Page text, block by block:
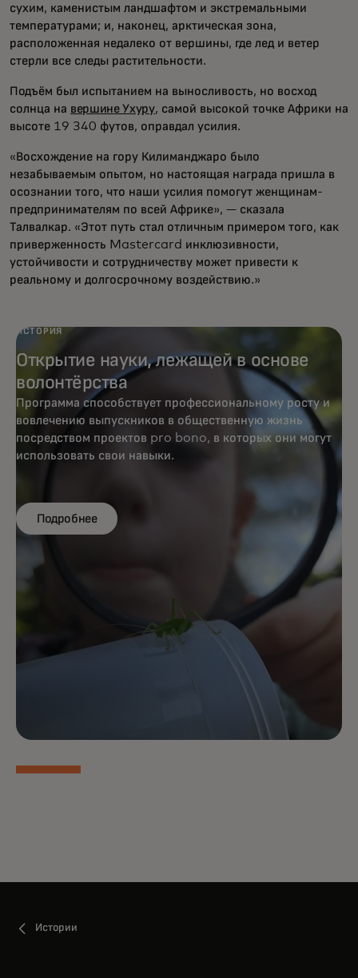
сухим, каменистым ландшафтом и экстремальными
температурами; и, наконец, арктическая зона,
расположенная недалеко от вершины, где лед и ветер
стерли все следы растительности.
Подъём был испытанием на выносливость, но восход
солнца на вершине Ухуру, самой высокой точке Африки на
высоте 19 340 футов, оправдал усилия.
«Восхождение на гору Килиманджаро было
незабываемым опытом, но настоящая награда пришла в
осознании того, что наши усилия помогут женщинам-
предпринимателям по всей Африке», — сказала
Талвалкар. «Этот путь стал отличным примером того, как
приверженность Mastercard инклюзивности,
устойчивости и сотрудничеству может привести к
реальному и долгосрочному воздействию.»
ИСТОРИЯ
Открытие науки, лежащей в основе
волонтёрства
Программа способствует профессиональному росту и
вовлечению выпускников в общественную жизнь
посредством проектов pro bono, в которых они могут
использовать свои навыки.
Подробнее
Истории